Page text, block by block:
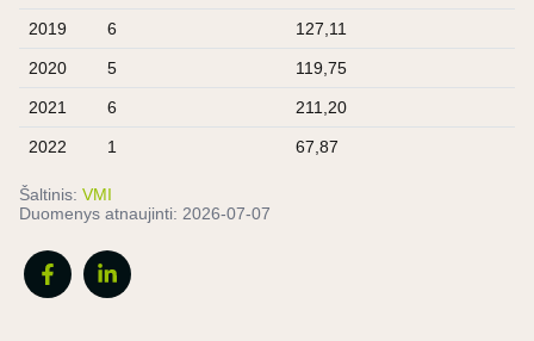
2019 6 127,11
2020 5 119,75
2021 6 211,20
2022 1 67,87
Šaltinis: VMI
Duomenys atnaujinti: 2026-07-07